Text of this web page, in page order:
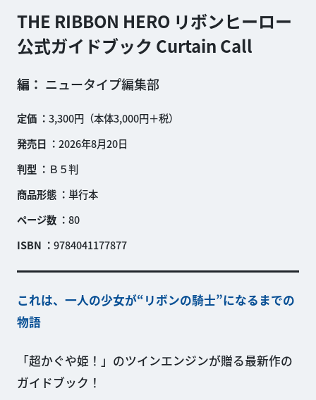
THE RIBBON HERO リボンヒーロー
公式ガイドブック Curtain Call
編 ニュータイプ編集部
定価
3,300円（本体3,000円＋税）
発売日
2026年8月20日
判型
Ｂ５判
商品形態
単行本
ページ数
80
ISBN
9784041177877
これは、一人の少女が“リボンの騎士”になるまでの
物語
「超かぐや姫！」のツインエンジンが贈る最新作の
ガイドブック！